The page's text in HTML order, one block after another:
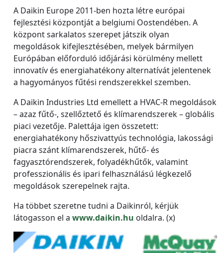
A Daikin Europe 2011-ben hozta létre európai
fejlesztési központját a belgiumi Oostendében. A
központ sarkalatos szerepet játszik olyan
megoldások kifejlesztésében, melyek bármilyen
Európában előforduló időjárási körülmény mellett
innovatív és energiahatékony alternatívát jelentenek
a hagyományos fűtési rendszerekkel szemben.
A Daikin Industries Ltd emellett a HVAC-R megoldások
– azaz fűtő-, szellőztető és klímarendszerek – globális
piaci vezetője. Palettája igen összetett:
energiahatékony hőszivattyús technológia, lakossági
piacra szánt klímarendszerek, hűtő- és
fagyasztórendszerek, folyadékhűtők, valamint
professzionális és ipari felhasználású légkezelő
megoldások szerepelnek rajta.
Ha többet szeretne tudni a Daikinról, kérjük
látogasson el a www.daikin.hu oldalra. (x)